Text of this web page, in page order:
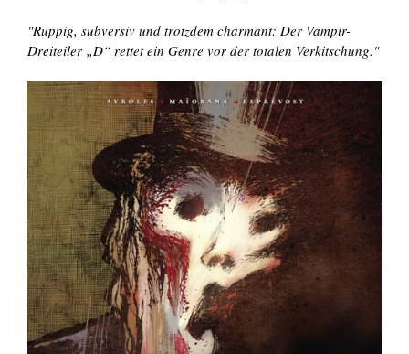
"Ruppig, subversiv und trotzdem charmant: Der Vampir-
Dreiteiler „D“ rettet ein Genre vor der totalen Verkitschung."